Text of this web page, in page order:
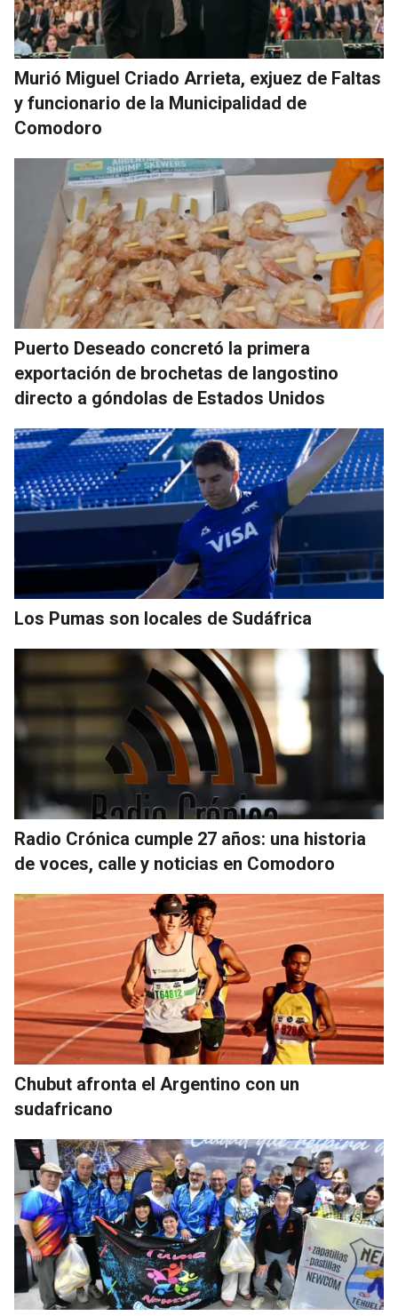
Murió Miguel Criado Arrieta, exjuez de Faltas
y funcionario de la Municipalidad de
Comodoro
Puerto Deseado concretó la primera
exportación de brochetas de langostino
directo a góndolas de Estados Unidos
Los Pumas son locales de Sudáfrica
Radio Crónica cumple 27 años: una historia
de voces, calle y noticias en Comodoro
Chubut afronta el Argentino con un
sudafricano